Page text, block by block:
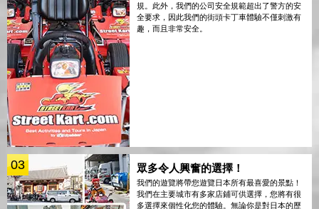
規。此外，我們的公司安全規範超出了警方的安
全要求，因此我們的街頭卡丁車體驗不僅刺激有
趣，而且非常安全。
03 眾多令人興奮的選擇！
我們的遊覽將帶您遊覽日本所有最喜愛的景點！
我們在主要城市有多家店鋪可供選擇，您將有很
多選擇來個性化您的體驗。無論你是對日本的歷